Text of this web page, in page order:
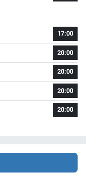
17:00
20:00
20:00
20:00
20:00